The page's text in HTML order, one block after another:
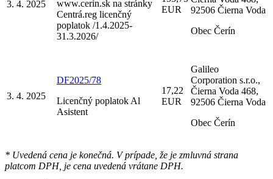
3. 4. 2025
www.cerin.sk na stránky
Centrá.reg licenčný
poplatok /1.4.2025-
31.3.2026/
EUR
92506 Čierna Voda
Obec Čerín
3. 4. 2025
DF2025/78
Licenčný poplatok Al
Asistent
17,22
EUR
Galileo
Corporation s.r.o.,
Čierna Voda 468,
92506 Čierna Voda
Obec Čerín
* Uvedená cena je konečná. V prípade, že je zmluvná strana
platcom DPH, je cena uvedená vrátane DPH.